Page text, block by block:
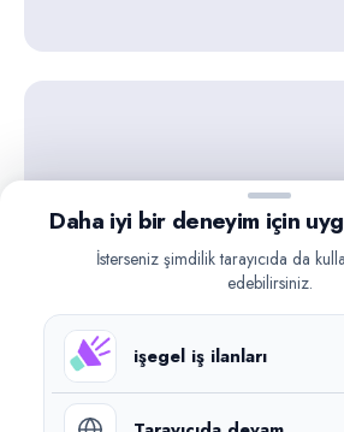
Daha iyi bir deneyim için
İsterseniz şimdilik tarayıcıda da
edebilirsiniz.
işegel iş ilanları